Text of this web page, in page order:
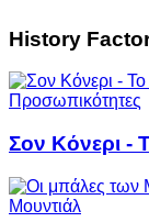
History
Προσωπικότητες
Σον Κόνερι -
Μουντιάλ